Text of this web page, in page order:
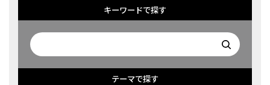
キーワードで探す
テーマで探す